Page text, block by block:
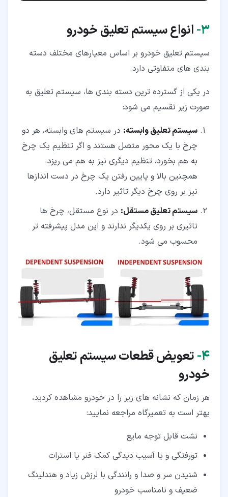
۳‏- انواع سیستم تعلیق خودرو
سیستم تعلیق خودرو بر اساس معیارهای مختلف دسته
بندی های متفاوتی دارد.
در یکی از گسترده ترین دسته بندی ها، سیستم تعلیق به
صورت زیر تقسیم می شود:
سیستم تعلیق وابسته: در سیستم های وابسته، هر دو
چرخ با یک محور متصل هستند و اگر تنظیم یک چرخ
به هم بخورد، تنظیم دیگری نیز به هم می ریزد.
همچنین بالا و پایین رفتن یک چرخ در دست اندازها
نیز بر روی چرخ دیگر تاثیر دارد.
سیستم تعلیق مستقل: در نوع مستقل، چرخ ها
تاثیری بر روی یکدیگر ندارند و این مدل پیشرفته تر
محسوب می شود.
۴‏- تعویض قطعات سیستم تعلیق
خودرو
هر زمان که نشانه های زیر را در خودرو مشاهده کردید،
بهتر است به تعمیرگاه مراجعه نمایید:
نشت قابل توجه مایع
تورفتگی و یا آسیب دیدگی کمک فنر یا استرات
شنیدن سر و صدا و رانندگی با لرزش زیاد و هندلینگ
ضعیف و نامناسب خودرو